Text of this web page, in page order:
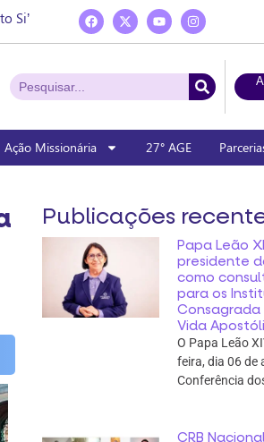
Si’
Ação Missionária 27° AGE
Publicações
Papa Leão
presidente
como
para os
Consagrada
Vida
O Papa Leão
feira, dia 06 de
Conferência
CRB